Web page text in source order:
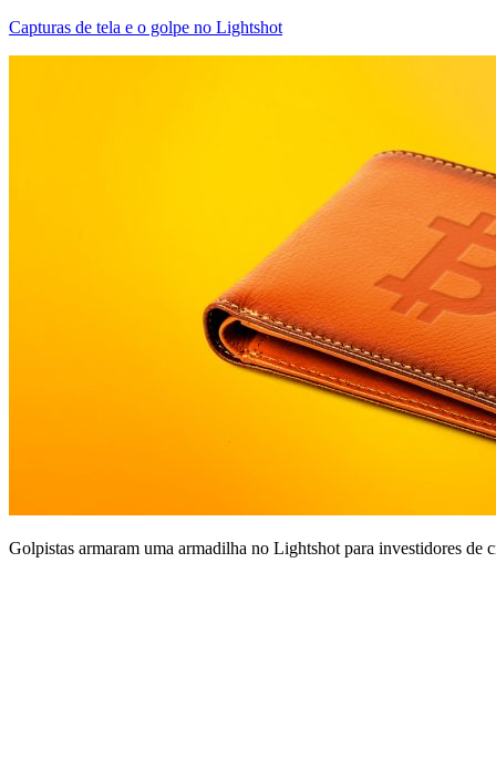
Capturas de tela e o golpe no Lightshot
Golpistas armaram uma armadilha no Lightshot para investidores de